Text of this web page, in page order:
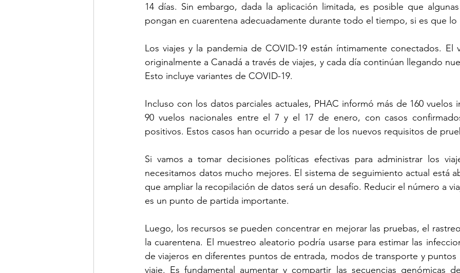
14 días. Sin embargo, dada la aplicación limitada, es posible que
pongan en cuarentena adecuadamente durante todo el tiempo, si es que lo
Los viajes y la pandemia de COVID-19 están íntimamente conectados. El
originalmente a Canadá a través de viajes, y cada día continúan llegando
Esto incluye variantes de COVID-19.
Incluso con los datos parciales actuales, PHAC informó más de 160 vuelos
90 vuelos nacionales entre el 7 y el 17 de enero, con casos
positivos. Estos casos han ocurrido a pesar de los nuevos requisitos de
Si vamos a tomar decisiones políticas efectivas para administrar los
necesitamos datos mucho mejores. El sistema de seguimiento actual está
que ampliar la recopilación de datos será un desafío. Reducir el número a
es un punto de partida importante.
Luego, los recursos se pueden concentrar en mejorar las pruebas, el
la cuarentena. El muestreo aleatorio podría usarse para estimar las
de viajeros en diferentes puntos de entrada, modos de transporte y
viaje. Es fundamental aumentar y compartir las secuencias genómicas